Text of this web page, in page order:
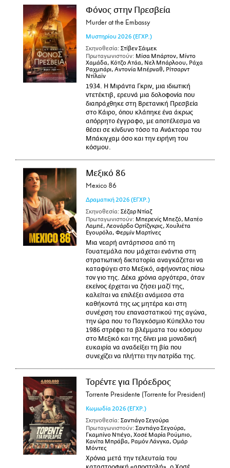
Φόνος στην Πρεσβεία
Murder at the Embassy
Μυστηρίου 2026 (ΕΓΧΡ.)
Σκηνοθεσία: Στίβεν Σάιμεκ
Πρωταγωνιστούν: Μίσα Μπάρτον, Μίντο
Χαμάδα, Κότζο Ατάα, Νελ Μπάρλοου, Ράχα
Ραχμπάρι, Αντονία Μπέρναθ, Ρίτσαρντ
Ντίλαϊν
1934. Η Μιράντα Γκριν, μια ιδιωτική
ντετέκτιβ, ερευνά μια δολοφονία που
διαπράχθηκε στη Βρετανική Πρεσβεία
στο Κάιρο, όπου κλάπηκε ένα άκρως
απόρρητο έγγραφο, με αποτέλεσμα να
θέσει σε κίνδυνο τόσο τα Ανάκτορα του
Μπάκιγχαμ όσο και την ειρήνη του
κόσμου.
Μεξικό 86
Mexico 86
Δραματική 2026 (ΕΓΧΡ.)
Σκηνοθεσία: Σέζαρ Ντίαζ
Πρωταγωνιστούν: Μπερενίς Μπεζό, Ματέο
Λαμπέ, Λεονάρδο Ορτίζγκρις, Χουλιέτα
Εγουρόλα, Φερμίν Μαρτίνες
Μια νεαρή αντάρτισσα από τη
Γουατεμάλα που μάχεται ενάντια στη
στρατιωτική δικτατορία αναγκάζεται να
καταφύγει στο Μεξικό, αφήνοντας πίσω
τον γιο της. Δέκα χρόνια αργότερα, όταν
εκείνος έρχεται να ζήσει μαζί της,
καλείται να επιλέξει ανάμεσα στα
καθήκοντά της ως μητέρα και στη
συνέχιση του επαναστατικού της αγώνα,
την ώρα που το Παγκόσμιο Κύπελλο του
1986 στρέφει τα βλέμματα του κόσμου
στο Μεξικό και της δίνει μια μοναδική
ευκαιρία να αναδείξει τη βία που
συνεχίζει να πλήττει την πατρίδα της.
Τορέντε για Πρόεδρος
Torrente Presidente (Torrente for President)
Κωμωδία 2026 (ΕΓΧΡ.)
Σκηνοθεσία: Σαντιάγο Σεγούρα
Πρωταγωνιστούν: Σαντιάγο Σεγούρα,
Γκαμπίνο Ντιέγο, Χοσέ Μαρία Ρούμπιο,
Κανίτα Μπράβα, Ραμόν Λάνγκα, Ομάρ
Μόντες
Χρόνια μετά την τελευταία του